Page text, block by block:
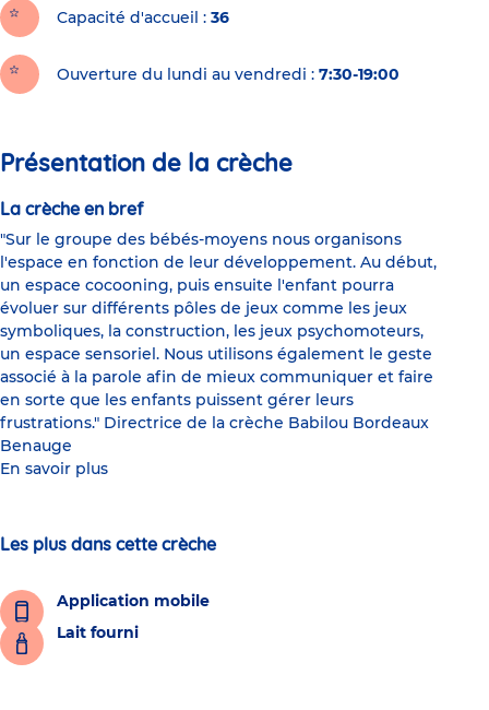
Capacité d'accueil 36
Ouverture du lundi au vendredi : 7:30-19:00
Présentation de la crèche
La crèche en bref
"Sur le groupe des bébés-moyens nous organisons
l'espace en fonction de leur développement. Au début,
un espace cocooning, puis ensuite l'enfant pourra
évoluer sur différents pôles de jeux comme les jeux
symboliques, la construction, les jeux psychomoteurs,
un espace sensoriel. Nous utilisons également le geste
associé à la parole afin de mieux communiquer et faire
en sorte que les enfants puissent gérer leurs
frustrations." Directrice de la crèche Babilou Bordeaux
Benauge
En savoir plus
Les plus dans cette crèche
Application mobile
Lait fourni